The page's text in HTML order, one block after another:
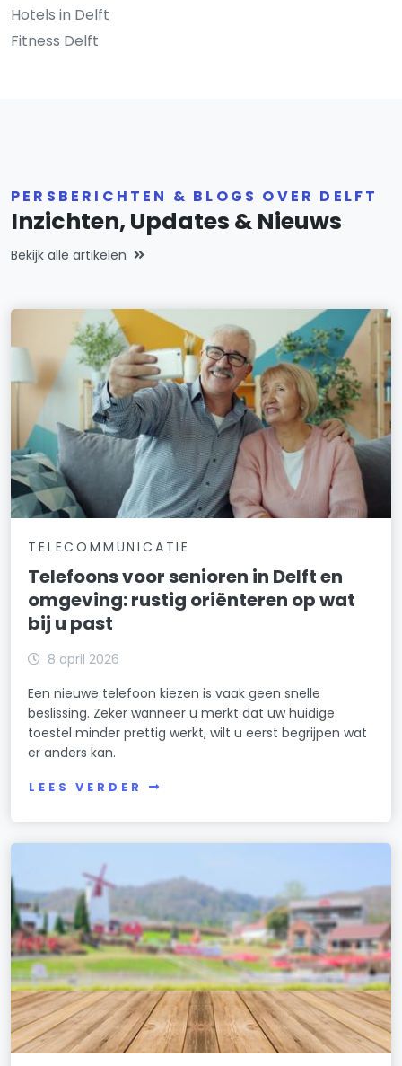
Hotels in Delft
Fitness Delft
PERSBERICHTEN & BLOGS OVER DELFT
Inzichten, Updates & Nieuws
Bekijk alle artikelen
TELECOMMUNICATIE
Telefoons voor senioren in Delft en
omgeving: rustig oriënteren op wat
bij u past
8 april 2026
Een nieuwe telefoon kiezen is vaak geen snelle
beslissing. Zeker wanneer u merkt dat uw huidige
toestel minder prettig werkt, wilt u eerst begrijpen wat
er anders kan.
LEES VERDER